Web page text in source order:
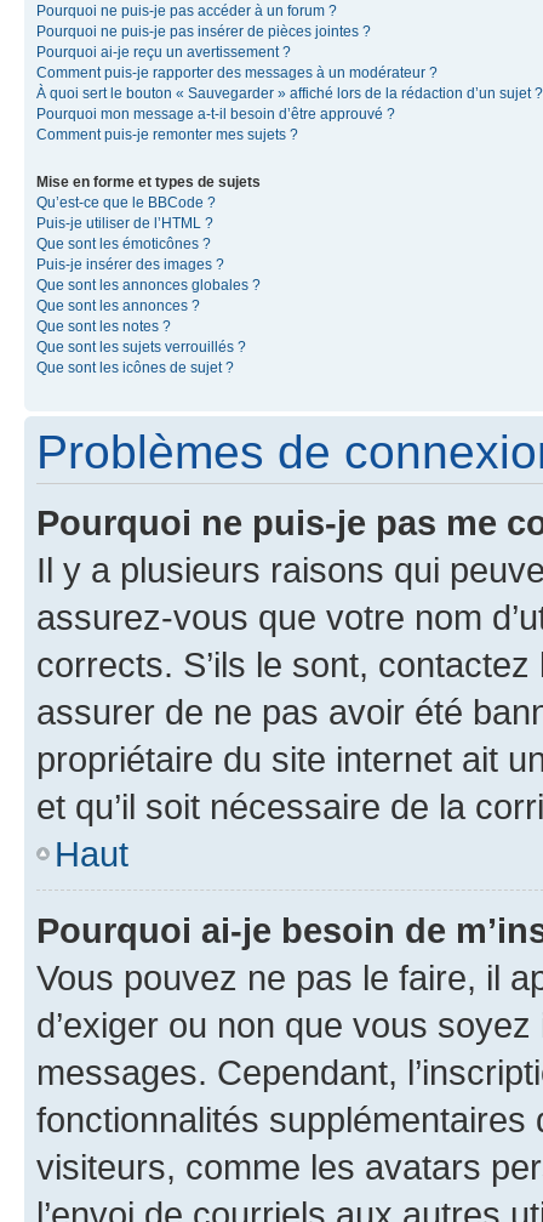
Pourquoi ne puis-je pas accéder à un forum ?
Pourquoi ne puis-je pas insérer de pièces jointes ?
Pourquoi ai-je reçu un avertissement ?
Comment puis-je rapporter des messages à un modérateur ?
À quoi sert le bouton « Sauvegarder » affiché lors de la rédaction d’un sujet ?
Pourquoi mon message a-t-il besoin d’être approuvé ?
Comment puis-je remonter mes sujets ?
Mise en forme et types de sujets
Qu’est-ce que le BBCode ?
Puis-je utiliser de l’HTML ?
Que sont les émoticônes ?
Puis-je insérer des images ?
Que sont les annonces globales ?
Que sont les annonces ?
Que sont les notes ?
Que sont les sujets verrouillés ?
Que sont les icônes de sujet ?
Problèmes de
Pourquoi ne puis-je pas me
Il y a plusieurs raisons qui
assurez-vous que votre nom
corrects. S’ils le sont,
assurer de ne pas avoir été
propriétaire du site internet ait
et qu’il soit nécessaire de la
Haut
Pourquoi ai-je besoin de
Vous pouvez ne pas le faire, il
d’exiger ou non que vous
messages. Cependant,
fonctionnalités
visiteurs, comme les avatars
l’envoi de courriels aux autres